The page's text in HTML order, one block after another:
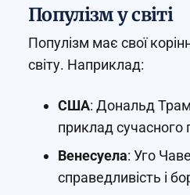
Популізм у світі
Популізм має свої
світу. Наприклад:
США: Дональд
приклад сучасного
Венесуела: Уго
справедливість і